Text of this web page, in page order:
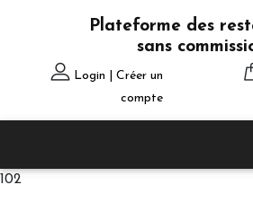
Plateforme des
sans
Login | Créer un
compte
102